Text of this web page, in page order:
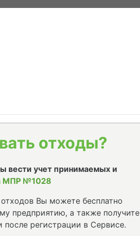
отходы?
вести учет принимаемых и
МПР №1028
Вы можете бесплатно
предприятию, а также получите
после регистрации в Сервисе.